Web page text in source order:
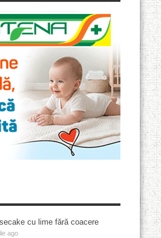
cu lime fără coacere
ago